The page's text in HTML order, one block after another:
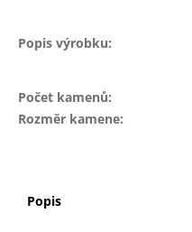
Popis výrobku:
Počet kamenů:
Rozměr kamene:
Popis